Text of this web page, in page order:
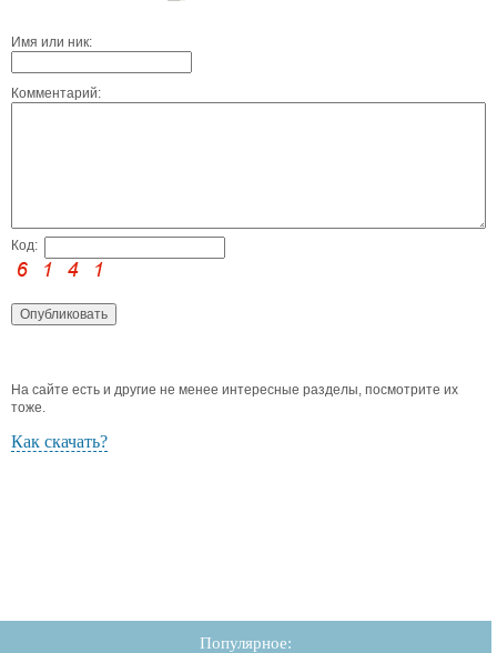
Имя или ник:
Комментарий:
Код:
На сайте есть и другие не менее интересные разделы, посмотрите их
тоже.
Как скачать?
Популярное: